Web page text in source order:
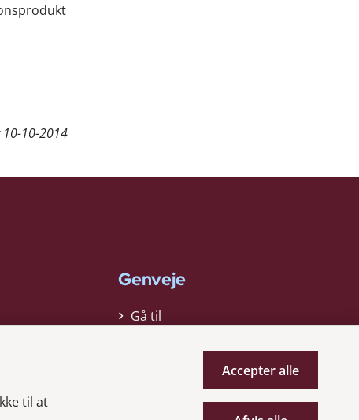
10-10-2014
Genveje
Gå til
til at
Accepter alle